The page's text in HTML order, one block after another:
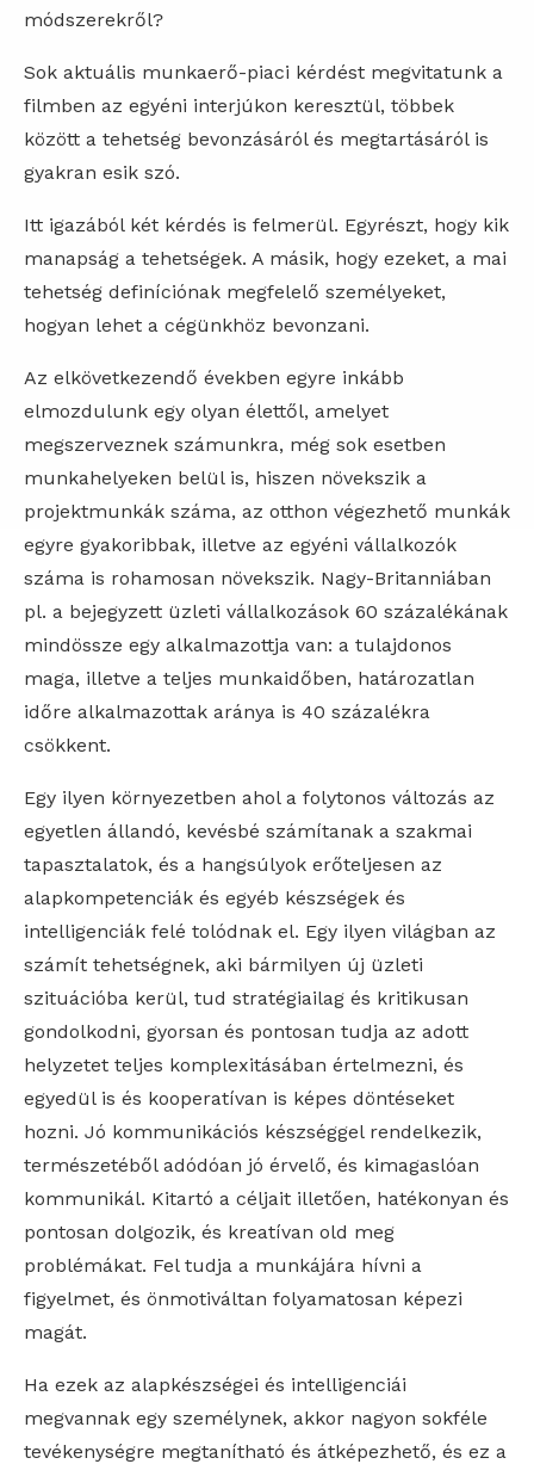
módszerekről?
Sok aktuális munkaerő-piaci kérdést megvitatunk a
filmben az egyéni interjúkon keresztül, többek
között a tehetség bevonzásáról és megtartásáról is
gyakran esik szó.
Itt igazából két kérdés is felmerül. Egyrészt, hogy kik
manapság a tehetségek. A másik, hogy ezeket, a mai
tehetség definíciónak megfelelő személyeket,
hogyan lehet a cégünkhöz bevonzani.
Az elkövetkezendő években egyre inkább
elmozdulunk egy olyan élettől, amelyet
megszerveznek számunkra, még sok esetben
munkahelyeken belül is, hiszen növekszik a
projektmunkák száma, az otthon végezhető munkák
egyre gyakoribbak, illetve az egyéni vállalkozók
száma is rohamosan növekszik. Nagy-Britanniában
pl. a bejegyzett üzleti vállalkozások 60 százalékának
mindössze egy alkalmazottja van: a tulajdonos
maga, illetve a teljes munkaidőben, határozatlan
időre alkalmazottak aránya is 40 százalékra
csökkent.
Egy ilyen környezetben ahol a folytonos változás az
egyetlen állandó, kevésbé számítanak a szakmai
tapasztalatok, és a hangsúlyok erőteljesen az
alapkompetenciák és egyéb készségek és
intelligenciák felé tolódnak el. Egy ilyen világban az
számít tehetségnek, aki bármilyen új üzleti
szituációba kerül, tud stratégiailag és kritikusan
gondolkodni, gyorsan és pontosan tudja az adott
helyzetet teljes komplexitásában értelmezni, és
egyedül is és kooperatívan is képes döntéseket
hozni. Jó kommunikációs készséggel rendelkezik,
természetéből adódóan jó érvelő, és kimagaslóan
kommunikál. Kitartó a céljait illetően, hatékonyan és
pontosan dolgozik, és kreatívan old meg
problémákat. Fel tudja a munkájára hívni a
figyelmet, és önmotiváltan folyamatosan képezi
magát.
Ha ezek az alapkészségei és intelligenciái
megvannak egy személynek, akkor nagyon sokféle
tevékenységre megtanítható és átképezhető, és ez a